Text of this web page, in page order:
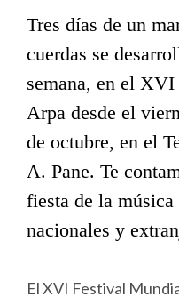
Tres días de un
cuerdas se
semana, en el
Arpa desde el
de octubre, en el
A. Pane. Te
fiesta de la música
nacionales y
El XVI Festival